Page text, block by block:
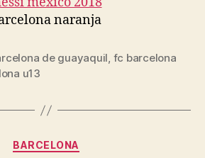
de guayaquil, fc barcelona
u13
Categorías
BARCELONA